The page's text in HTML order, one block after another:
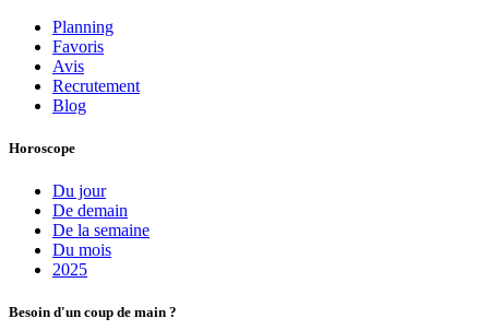
Planning
Favoris
Avis
Recrutement
Blog
Horoscope
Du jour
De demain
De la semaine
Du mois
2025
Besoin d'un coup de main ?